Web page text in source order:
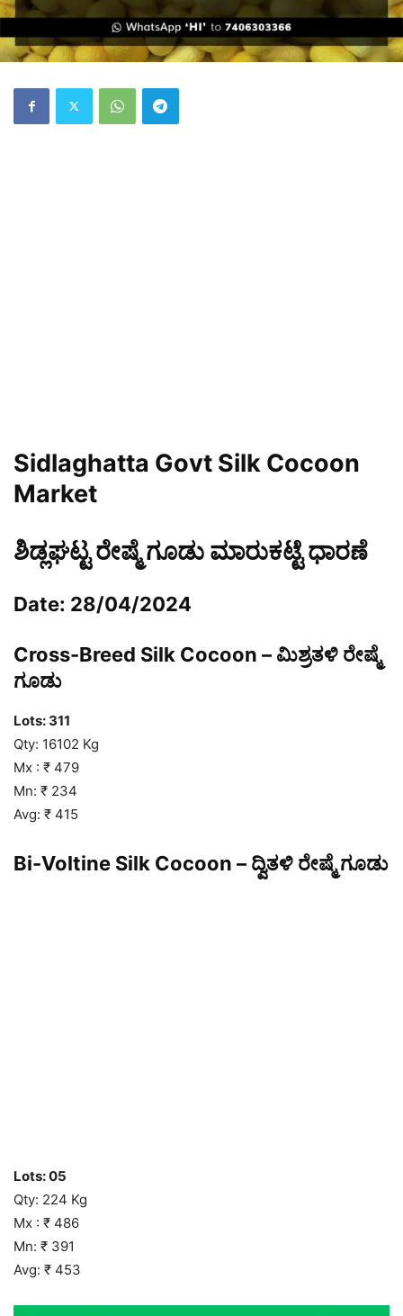
Sidlaghatta Govt Silk Cocoon
Market
ಶಿಡ್ಲಘಟ್ಟ ರೇಷ್ಮೆ ಗೂಡು ಮಾರುಕಟ್ಟೆ ಧಾರಣೆ
Date: 28/04/2024
Cross-Breed Silk Cocoon – ಮಿಶ್ರತಳಿ ರೇಷ್ಮೆ
ಗೂಡು
Lots: 311
Qty: 16102 Kg
Mx : ₹ 479
Mn: ₹ 234
Avg: ₹ 415
Bi-Voltine Silk Cocoon – ದ್ವಿತಳಿ ರೇಷ್ಮೆ ಗೂಡು
Lots: 05
Qty: 224 Kg
Mx : ₹ 486
Mn: ₹ 391
Avg: ₹ 453